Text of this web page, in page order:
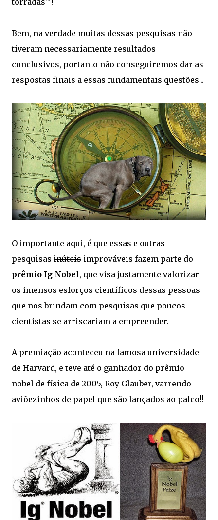
torradas'"!
Bem, na verdade muitas dessas pesquisas não
tiveram necessariamente resultados
conclusivos, portanto não conseguiremos dar as
respostas finais a essas fundamentais questões...
O importante aqui, é que essas e outras
pesquisas inúteis improváveis fazem parte do
prêmio Ig Nobel, que visa justamente valorizar
os imensos esforços científicos dessas pessoas
que nos brindam com pesquisas que poucos
cientistas se arriscariam a empreender.
A premiação aconteceu na famosa universidade
de Harvard, e teve até o ganhador do prêmio
nobel de física de 2005, Roy Glauber, varrendo
aviõezinhos de papel que são lançados ao palco!!